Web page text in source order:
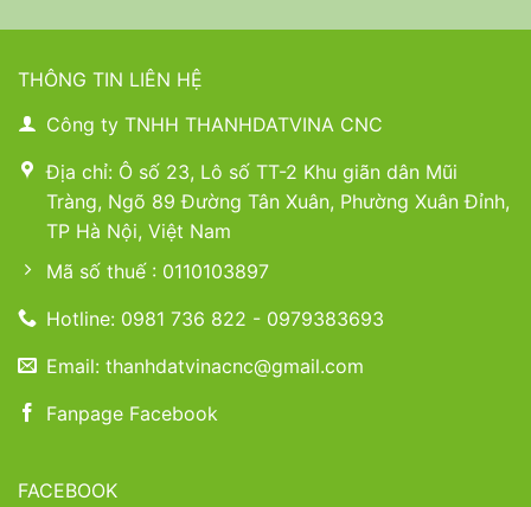
THÔNG TIN LIÊN HỆ
Công ty TNHH THANHDATVINA CNC
Địa chỉ: Ô số 23, Lô số TT-2 Khu giãn dân Mũi
Tràng, Ngõ 89 Đường Tân Xuân, Phường Xuân Đỉnh,
TP Hà Nội, Việt Nam
Mã số thuế : 0110103897
Hotline: 0981 736 822 - 0979383693
Email: thanhdatvinacnc@gmail.com
Fanpage Facebook
FACEBOOK